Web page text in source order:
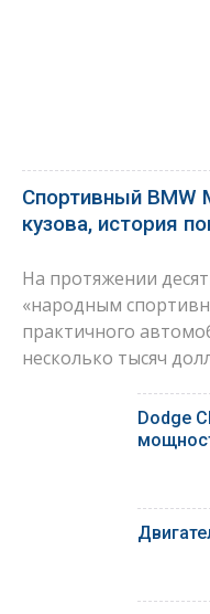
Спортивный BMW
кузова, история
На протяжении
«народным
практичного
несколько тысяч
Dodge